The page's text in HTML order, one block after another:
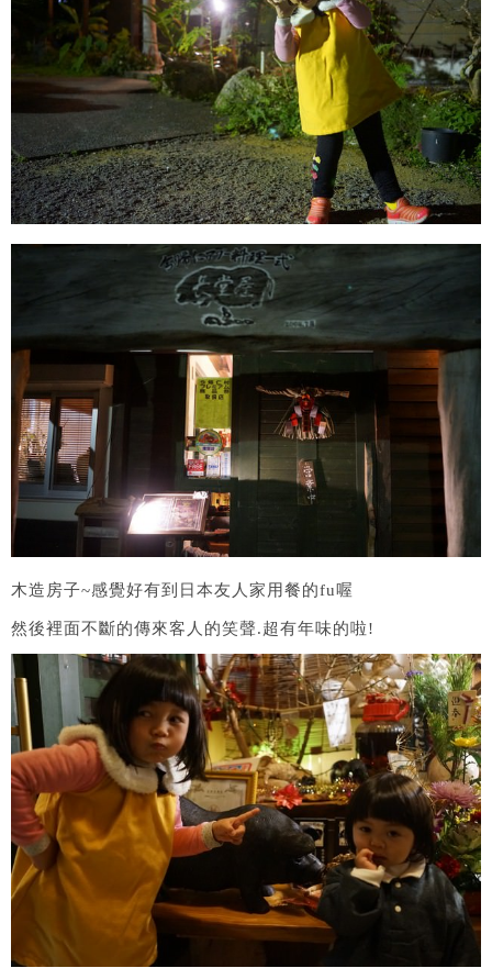
木造房子~感覺好有到日本友人家用餐的fu喔
然後裡面不斷的傳來客人的笑聲.超有年味的啦!